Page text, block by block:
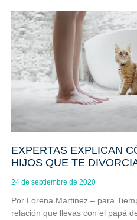
EXPERTAS EXPLICAN
HIJOS QUE TE
24 de septiembre de 2020
Por Lorena Martinez – para
relación que llevas con el papá